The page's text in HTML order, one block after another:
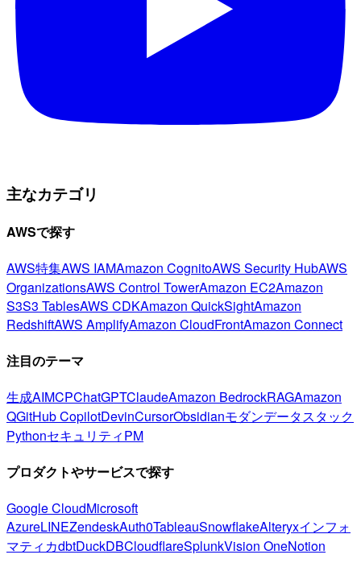
主なカテゴリ
AWSで探す
AWS特集AWS IAMAmazon CognitoAWS Security HubAWS
OrganizationsAWS Control TowerAmazon EC2Amazon
S3S3 TablesAWS CDKAmazon QuickSightAmazon
RedshiftAWS AmplifyAmazon CloudFrontAmazon Connect
注目のテーマ
生成AIMCPChatGPTClaudeAmazon BedrockRAGAmazon
QGitHub CopilotDevinCursorObsidianモダンデータスタック
PythonセキュリティPM
プロダクトやサービスで探す
Google CloudMicrosoft
AzureLINEZendeskAuth0TableauSnowflakeAlteryxインフォ
マティカdbtDuckDBCloudflareSplunkVision OneNotion